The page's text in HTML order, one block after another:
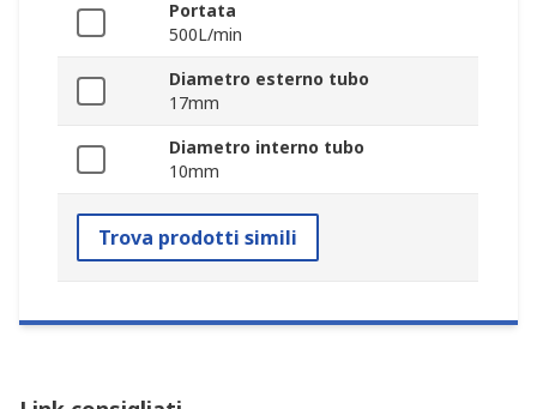
Portata
500L/min
Diametro esterno tubo
17mm
Diametro interno tubo
10mm
Trova prodotti simili